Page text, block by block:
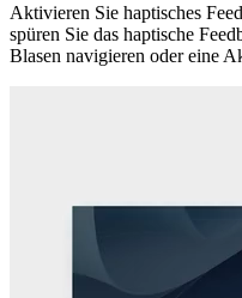
Aktivieren Sie haptisches
spüren Sie das haptische
Blasen navigieren oder eine